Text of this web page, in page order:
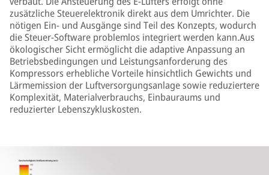
zusätzliche Steuerelektronik direkt aus dem Umrichter. Die
nötigen Ein- und Ausgänge sind Teil des Konzepts, wodurch
die Steuer-Software problemlos integriert werden kann.Aus
ökologischer Sicht ermöglicht die adaptive Anpassung an
Betriebsbedingungen und Leistungsanforderung des
Kompressors erhebliche Vorteile hinsichtlich Gewichts und
Lärmemission der Luftversorgungsanlage sowie reduziertere
Komplexität, Materialverbrauchs, Einbauraums und
reduzierter Lebenszykluskosten.